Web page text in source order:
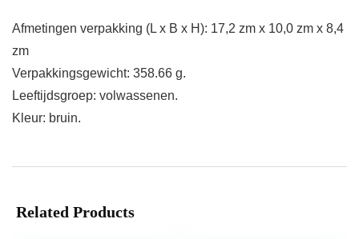
Afmetingen verpakking (L x B x H): 17,2 zm x 10,0 zm x 8,4
zm
Verpakkingsgewicht: 358.66 g.
Leeftijdsgroep: volwassenen.
Kleur: bruin.
Related Products